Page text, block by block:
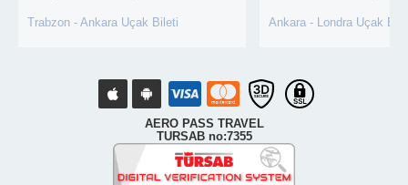
Trabzon - Ankara Uçak Bileti Ankara - Londra Uçak
AERO PASS TRAVEL
TURSAB no:7355